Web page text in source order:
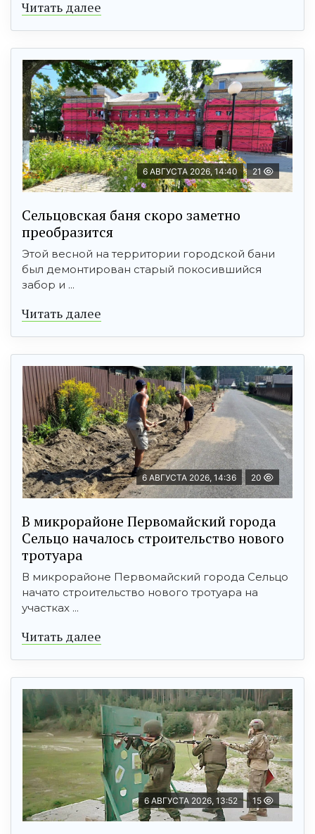
Читать далее
6 АВГУСТА 2026, 14:40 21
Сельцовская баня скоро заметно
преобразится
Этой весной на территории городской бани
был демонтирован старый покосившийся
забор и ...
Читать далее
6 АВГУСТА 2026, 14:36 20
В микрорайоне Первомайский города
Сельцо началось строительство нового
тротуара
В микрорайоне Первомайский города Сельцо
начато строительство нового тротуара на
участках ...
Читать далее
6 АВГУСТА 2026, 13:52 15